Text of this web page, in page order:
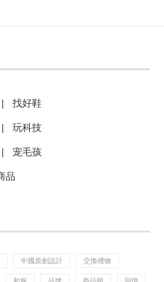
找好鞋
玩科技
宠毛孩
品
中國原創設計 交換禮物